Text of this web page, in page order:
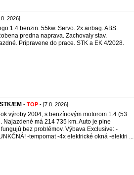
2026]
1.4 benzin. 55kw. Servo. 2x airbag. ABS.
predna naprava. Zachovaly stav.
Pripravene do prace. STK a EK 4/2028.
EM - TOP - [7.8. 2026]
výroby 2004, s benzínovým motorom 1.4 (53
Najazdené má 214 735 km. Auto je plne
bez problémov. Výbava Exclusive: -
-tempomat -4x elektrické okná -elektri ...